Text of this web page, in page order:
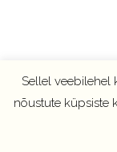
Sellel veebilehel
nõustute küpsiste